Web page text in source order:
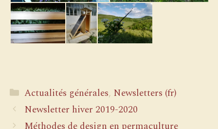
Catégories
Actualités générales, Newsletters (fr)
Newsletter hiver 2019-2020